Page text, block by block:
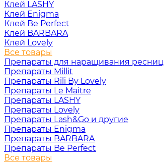
Клей LASHY
Клей Enigma
Клей Be Perfect
Клей BARBARA
Клей Lovely
Все товары
Препараты для наращивания ресниц
Препараты Millit
Препараты Rili By Lovely
Препараты Le Maitre
Препараты LASHY
Препараты Lovely
Препараты Lash&Go и другие
Препараты Enigma
Препараты BARBARA
Препараты Be Perfect
Все товары